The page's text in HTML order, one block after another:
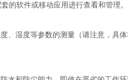
的软件或移动应用进行查看和管理
、湿度等参数的测量（请注意，具